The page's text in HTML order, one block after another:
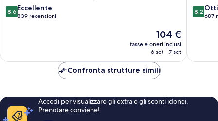
8.6
su
8,6 Eccellente
839 recensioni
Il
prezzo
attuale
104 €
104 €
tasse e oneri inclusi
6 set - 7 set
8.2
su
8,2
687
Confronta strutture simili
Accedi per visualizzare gli extra e gli sconti idonei.
Prenotare conviene!